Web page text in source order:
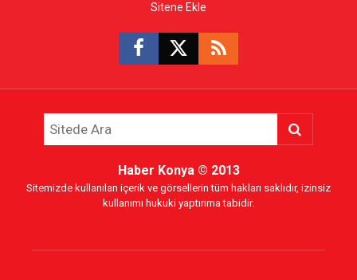
Sitene Ekle
Haber Konya© 2013
Sitemizde kullanılan içerik ve görsellerin tüm hakları saklıdır, izinsiz
kullanımı hukuki yaptırıma tabidir.